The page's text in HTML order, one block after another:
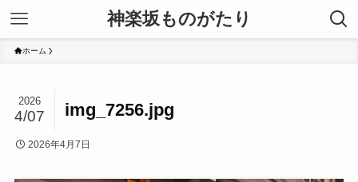
神楽坂ものがたり
ホーム
img_7256.jpg
2026
4/07
2026年4月7日